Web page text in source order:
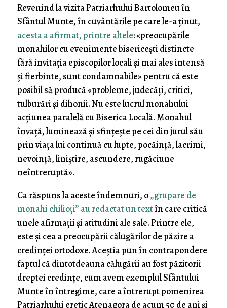
Revenind la vizita Patriarhului Bartolomeu în
Sfântul Munte, în cuvântările pe care le-a ținut,
acesta a afirmat, printre altele: «preocupările
monahilor cu evenimente bisericești distincte
fără invitația episcopilor locali și mai ales intensă
și fierbinte, sunt condamnabile» pentru că este
posibil să producă «probleme, judecăți, critici,
tulburări și dihonii. Nu este lucrul monahului
acțiunea paralelă cu Biserica Locală. Monahul
învață, luminează și sfințește pe cei din jurul său
prin viața lui continuă cu lupte, pocăință, lacrimi,
nevoință, liniștire, ascundere, rugăciune
neîntreruptă».
Ca răspuns la aceste îndemnuri, o„grupare de
monahi chilioți” au redactat un textîn care critică
unele afirmații și atitudini ale sale. Printre ele,
este și cea a preocupării călugărilor de păzire a
credinței ortodoxe. Aceștia pun în contrapondere
faptul că dintotdeauna călugării au fost păzitorii
dreptei credințe, cum avem exemplul Sfântului
Munte în întregime, care a întrerupt pomenirea
Patriarhului eretic Atenagora de acum 50 de ani și